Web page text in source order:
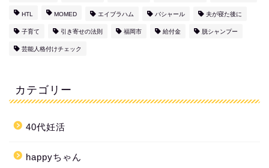
HTL MOMED エイブラハム バシャール 夫が寝た後に
子育て 引き寄せの法則 福岡市 給付金 脱シャンプー
芸能人格付けチェック
カテゴリー
40代妊活
happyちゃん